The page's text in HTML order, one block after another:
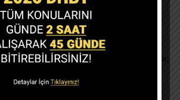
namazın faziletini azaltan
bulunmaksızın yere, direğe, duvara,
birkaç adım yürümek.